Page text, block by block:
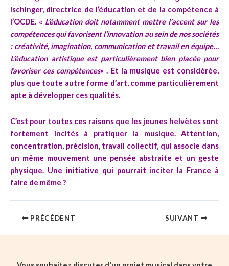
Ischinger, directrice de l’éducation et de la compétence à
l’OCDE. « L’éducation doit notamment mettre l’accent sur les
compétences qui favorisent l’innovation au sein de nos sociétés
: créativité, imagination, communication et travail en équipe…
L’éducation artistique est particulièrement bien placée pour
favoriser ces compétences« . Et la musique est considérée,
plus que toute autre forme d’art, comme particulièrement
apte à développer ces qualités.
C’est pour toutes ces raisons que les jeunes helvètes sont
fortement incités à pratiquer la musique. Attention,
concentration, précision, travail collectif, qui associe dans
un même mouvement une pensée abstraite et un geste
physique. Une initiative qui pourrait inciter la France à
faire de même ?
PRÉCÉDENT SUIVANT